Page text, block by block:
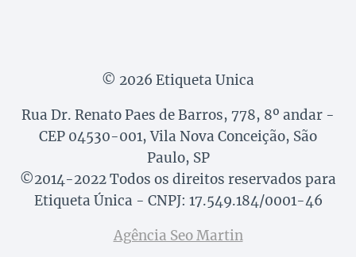
© 2026 Etiqueta Unica
Rua Dr. Renato Paes de Barros, 778, 8º andar -
CEP 04530-001, Vila Nova Conceição, São
Paulo, SP
©2014-2022 Todos os direitos reservados para
Etiqueta Única - CNPJ: 17.549.184/0001-46
Agência Seo Martin